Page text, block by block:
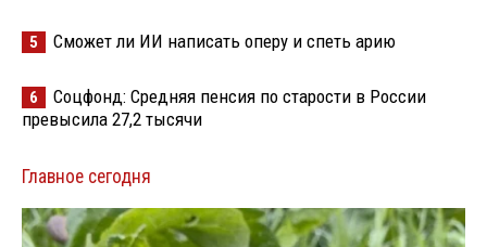
5 Сможет ли ИИ написать оперу и спеть арию
6
Соцфонд: Средняя пенсия по старости в России
превысила 27,2 тысячи
Главное сегодня